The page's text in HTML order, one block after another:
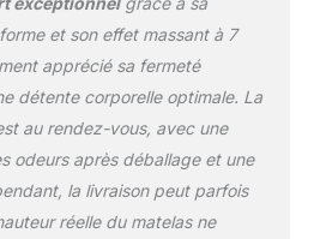
Certification CE
–
Standard 100 Classe 1 et
ISO 9001. Nos produits
sont garantis sans
substances nocives pour
la santé et
l'environnement, avec
une attention particulière
et son effet massant à 7
apprécié sa fermeté
détente corporelle optimale. La
au rendez-vous, avec une
odeurs après déballage et une
la livraison peut parfois
réelle du matelas ne